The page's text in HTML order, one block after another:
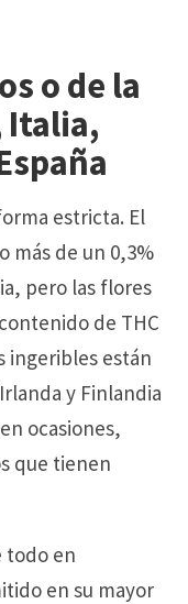
o de la
Italia,
estricta. El
más de un 0,3%
pero las flores
de THC
ingeribles están
y Finlandia
ocasiones,
que tienen
todo en
en su mayor